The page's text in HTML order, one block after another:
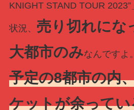
KNIGHT STAND TOUR
状況、 売り切れにな
大都市のみなんですよ
予定の8都市の内
ケットが余ってい